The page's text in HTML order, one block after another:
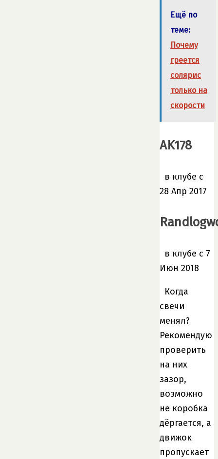
Ещё по
теме:
Почему
греется
солярис
только на
скорости
AK178
в клубе с
28 Апр 2017
в клубе с 7
Июн 2018
Когда
свечи
менял?
Рекомендую
проверить
на них
зазор,
возможно
не коробка
дёргается, а
движок
пропускает